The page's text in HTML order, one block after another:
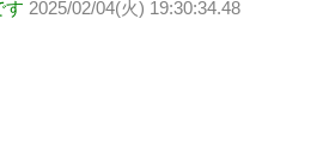
す 2025/02/04(火) 19:30:34.48